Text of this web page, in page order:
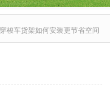
梭车货架如何安装更节省空间